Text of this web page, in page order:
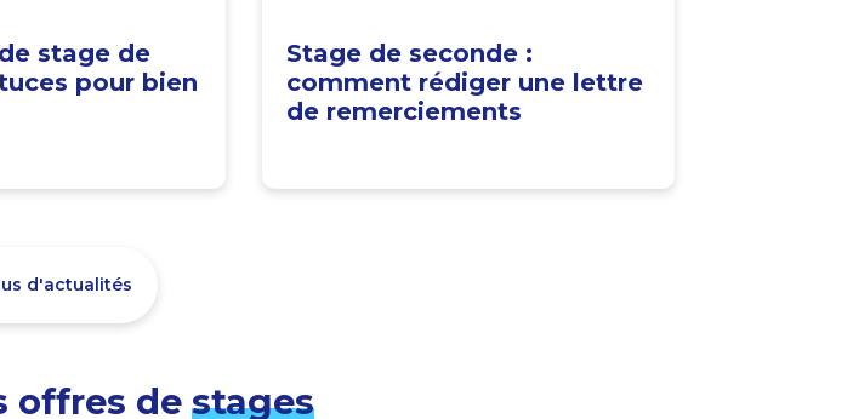
stage de
pour bien
Stage de seconde :
comment rédiger une lettre
de remerciements
d'actualités
offres de stages